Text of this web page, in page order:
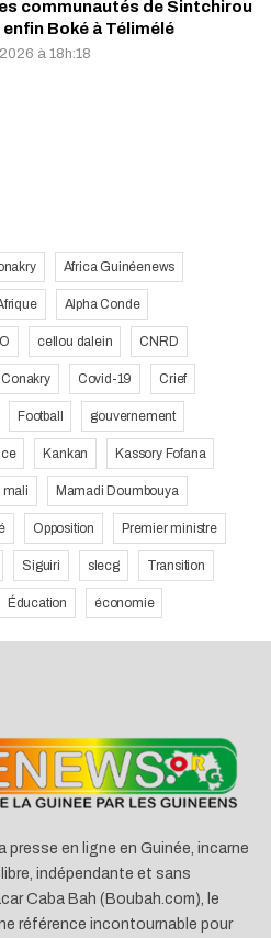
communautés de Sintchirou
Boké à Télimélé
à 18h:18
Africa Guinéenews
Alpha Conde
cellou dalein CNRD
Conakry Covid-19 Crief
Football gouvernement
Kankan Kassory Fofana
mali Mamadi Doumbouya
Opposition Premier ministre
Siguiri slecg Transition
Éducation économie
presse en ligne en Guinée, incarne
indépendante et sans
Caba Bah (Boubah.com), le
référence incontournable pour